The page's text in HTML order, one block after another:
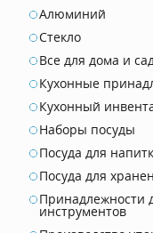
Алюминий
Стекло
Все для дома и
Кухонные
Кухонный
Наборы посуды
Посуда для
Посуда для
Принадлежности
инструментов